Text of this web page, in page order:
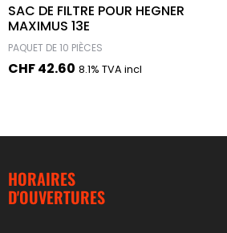
SAC DE FILTRE POUR HEGNER
MAXIMUS 13E
PAQUET DE 10 PIÈCES
CHF42.60 8.1% TVA incl
HORAIRES
D'OUVERTURES